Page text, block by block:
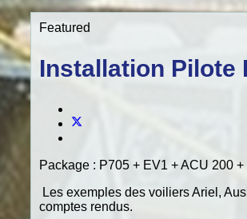
Featured
Installation Pilote
Package : P705 + EV1 + ACU 200
Les exemples des voiliers Ariel,
comptes rendus.